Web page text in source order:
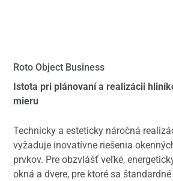
Roto Object Business
Istota pri plánovaní a realizácii
mieru
Technicky a esteticky náročná
vyžaduje inovatívne riešenia
prvkov. Pre obzvlášť veľké,
okná a dvere, pre ktoré sa